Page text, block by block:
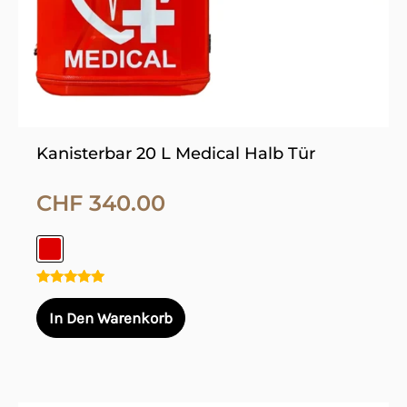
Kanisterbar 20 L Medical Halb Tür
CHF 340.00
Bewertet
mit
5.00
von 5
In Den Warenkorb
Produktseite